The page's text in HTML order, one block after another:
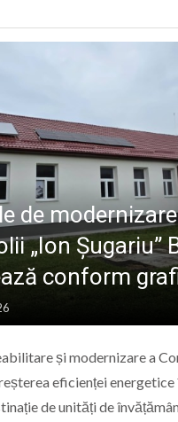
de
„Ion Șugariu”
conform
și modernizare a
eficienței
de unități de